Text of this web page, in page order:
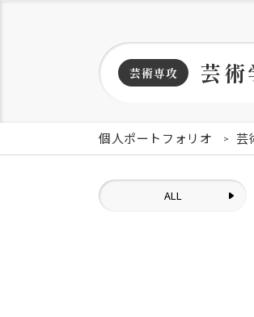
芸術専攻 芸術
個人ポートフォリオ 芸
ALL